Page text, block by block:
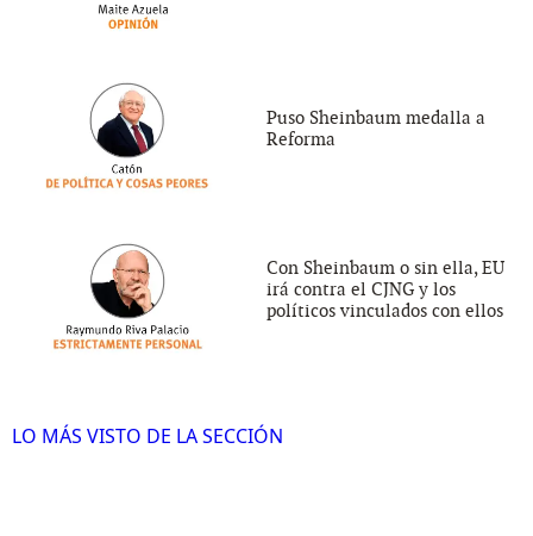
Puso Sheinbaum medalla a
Reforma
Con Sheinbaum o sin ella, EU
irá contra el CJNG y los
políticos vinculados con ellos
LO MÁS VISTO DE LA SECCIÓN